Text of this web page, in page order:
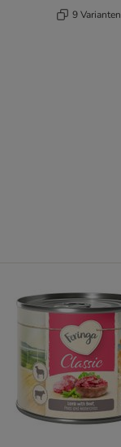
9 Varianten